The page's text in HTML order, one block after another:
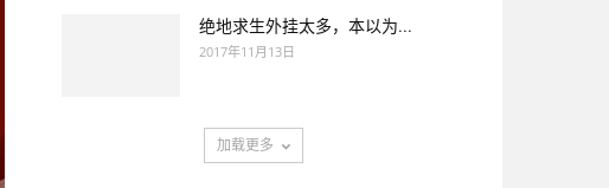
绝地求生外挂太多，本以为...
2017年11月13日
加载更多